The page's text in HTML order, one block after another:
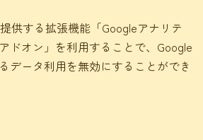
供する拡張機能「Googleアナリテ
ドオン 」を利用することで、Google
データ利用を無効にすることができ